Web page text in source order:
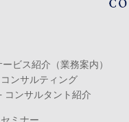
ービス紹介（業務案内）
ンサルティング
コンサルタント紹介
ミナー